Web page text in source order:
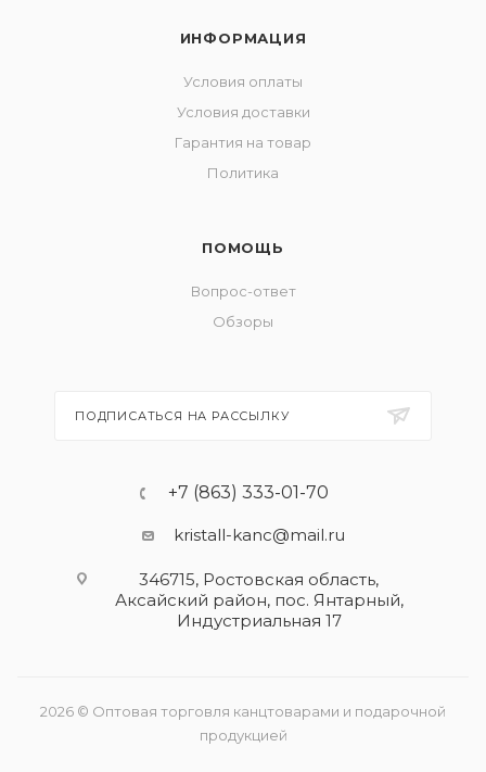
ИНФОРМАЦИЯ
Условия оплаты
Условия доставки
Гарантия на товар
Политика
ПОМОЩЬ
Вопрос-ответ
Обзоры
ПОДПИСАТЬСЯ НА РАССЫЛКУ
+7 (863) 333-01-70
kristall-kanc@mail.ru
346715, Ростовская область​,
Аксайский район, пос. Янтарный,
Индустриальная 17
2026 © Оптовая торговля канцтоварами и подарочной
продукцией